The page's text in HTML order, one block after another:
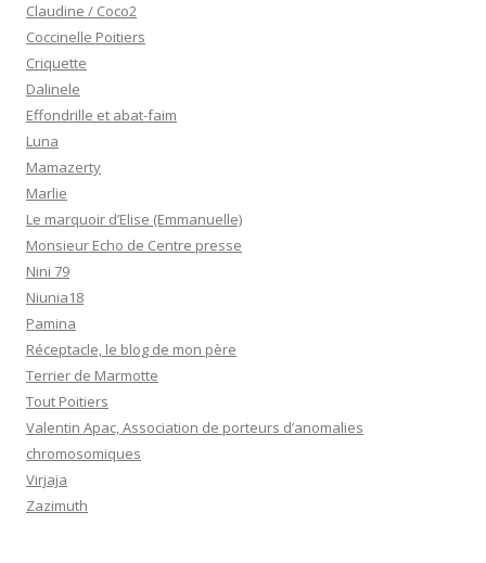
Claudine / Coco2
Coccinelle Poitiers
Criquette
Dalinele
Effondrille et abat-faim
Luna
Mamazerty
Marlie
Le marquoir d’Elise (Emmanuelle)
Monsieur Echo de Centre presse
Nini 79
Niunia18
Pamina
Réceptacle, le blog de mon père
Terrier de Marmotte
Tout Poitiers
Valentin Apac, Association de porteurs d’anomalies
chromosomiques
Virjaja
Zazimuth